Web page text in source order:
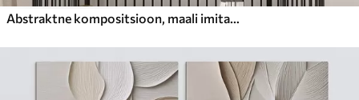
Abstraktne kompositsioon, maali imitatsioon